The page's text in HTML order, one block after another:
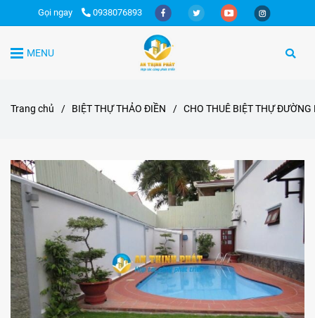
Gọi ngay 0938076893
MENU
Trang chủ / BIỆT THỰ THẢO ĐIỀN / CHO THUÊ BIỆT THỰ